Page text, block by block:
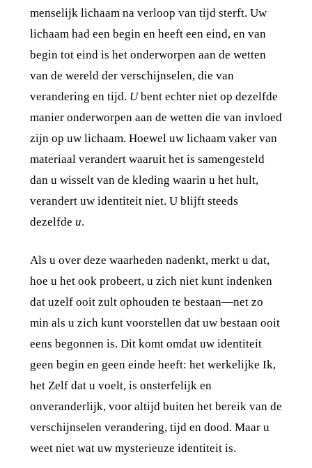
menselijk lichaam na verloop van tijd sterft. Uw
lichaam had een begin en heeft een eind, en van
begin tot eind is het onderworpen aan de wetten
van de wereld der verschijnselen, die van
verandering en tijd. Ubent echter niet op dezelfde
manier onderworpen aan de wetten die van invloed
zijn op uw lichaam. Hoewel uw lichaam vaker van
materiaal verandert waaruit het is samengesteld
dan u wisselt van de kleding waarin u het hult,
verandert uw identiteit niet. U blijft steeds
dezelfde u.
Als u over deze waarheden nadenkt, merkt u dat,
hoe u het ook probeert, u zich niet kunt indenken
dat uzelf ooit zult ophouden te bestaan—net zo
min als u zich kunt voorstellen dat uw bestaan ooit
eens begonnen is. Dit komt omdat uw identiteit
geen begin en geen einde heeft: het werkelijke Ik,
het Zelf dat u voelt, is onsterfelijk en
onveranderlijk, voor altijd buiten het bereik van de
verschijnselen verandering, tijd en dood. Maar u
weet niet wat uw mysterieuze identiteit is.